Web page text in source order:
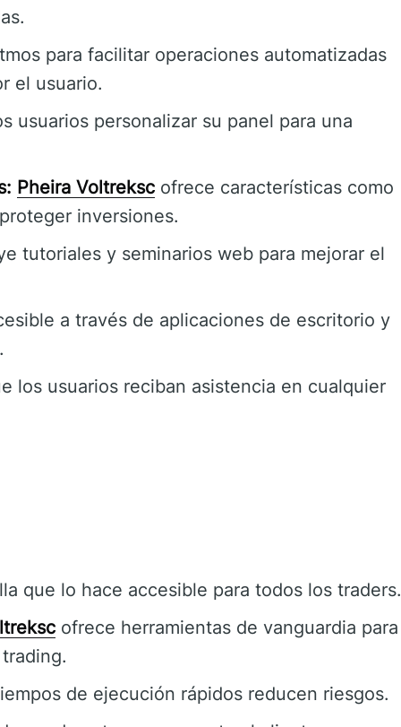
para facilitar operaciones automatizadas
el usuario.
usuarios personalizar su panel para una
Pheira Voltreksc ofrece características como
inversiones.
tutoriales y seminarios web para mejorar el
a través de aplicaciones de escritorio y
los usuarios reciban asistencia en cualquier
que lo hace accesible para todos los traders.
ofrece herramientas de vanguardia para
de ejecución rápidos reducen riesgos.